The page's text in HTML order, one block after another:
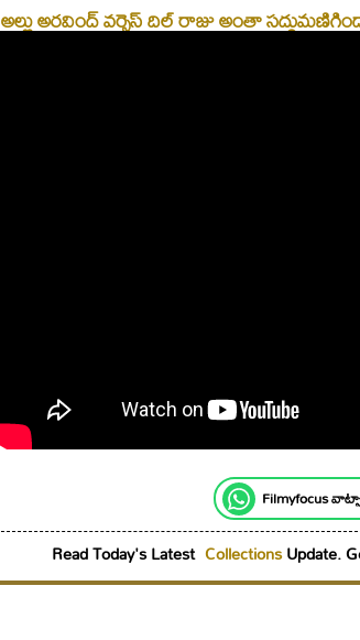
అల్లు అరవింద్‌ వర్సెస్‌ దిల్‌ రాజు అంతా
Filmyfocus
Read Today's Latest CollectionsUpdate.